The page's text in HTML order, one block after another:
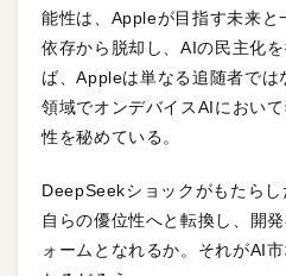
能性は、Appleが目指す未来と
依存から脱却し、AIの民主化
ば、Appleは単なる追随者では
領域でオンデバイスAIにおい
性を秘めている。
DeepSeekショックがもたら
自らの優位性へと転換し、開
ォームとなれるか。それがAI